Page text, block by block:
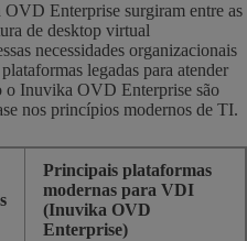
Enterprise surgiram entre as
de desktop virtual
necessidades organizacionais
legadas para atender
o Inuvika OVD Enterprise são
nos princípios modernos de TI.
Principais plataformas
modernas para VDI
(Inuvika OVD
Enterprise)